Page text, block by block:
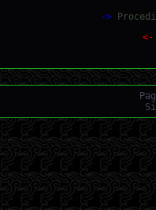
->
<-